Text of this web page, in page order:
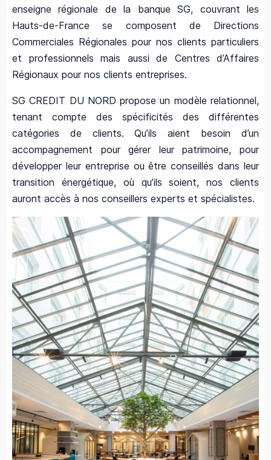
enseigne régionale de la banque SG, couvrant les
Hauts-de-France se composent de Directions
Commerciales Régionales pour nos clients particuliers
et professionnels mais aussi de Centres d’Affaires
Régionaux pour nos clients entreprises.
SG CREDIT DU NORD propose un modèle relationnel,
tenant compte des spécificités des différentes
catégories de clients. Qu’ils aient besoin d’un
accompagnement pour gérer leur patrimoine, pour
développer leur entreprise ou être conseillés dans leur
transition énergétique, où qu’ils soient, nos clients
auront accès à nos conseillers experts et spécialistes.